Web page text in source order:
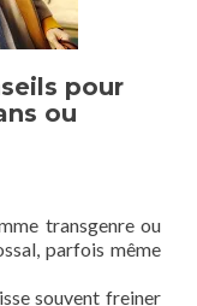
pour
ou
transgenre ou
parfois même
souvent freiner